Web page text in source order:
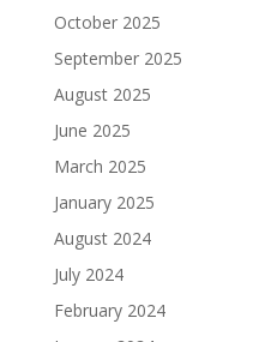
October 2025
September 2025
August 2025
June 2025
March 2025
January 2025
August 2024
July 2024
February 2024